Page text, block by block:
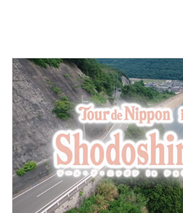
詳
し
く
見
る:2015
年
5
月
に
開
催